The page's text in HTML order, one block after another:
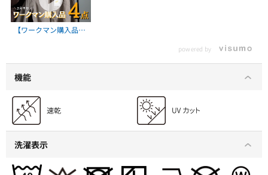
【ワークマン購入品】
した！
powered by
機能
洗濯表示